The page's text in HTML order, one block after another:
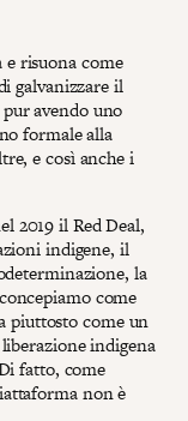
risuona come
galvanizzare il
avendo uno
formale alla
e così anche i
2019 il Red Deal,
indigene, il
la
come
piuttosto come un
indigena
fatto, come
non è